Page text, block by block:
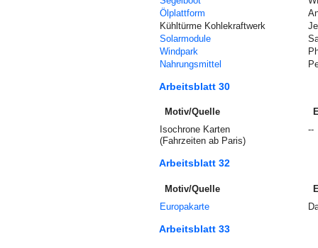
Ölplattform
Kühltürme Kohlekraftwerk
Solarmodule
Windpark
Nahrungsmittel
Arbeitsblatt 30
Motiv/Quelle
Isochrone Karten
(Fahrzeiten ab Paris)
--
Arbeitsblatt 32
Motiv/Quelle
Europakarte
Arbeitsblatt 33